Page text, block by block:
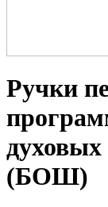
Ручки
(БОШ)